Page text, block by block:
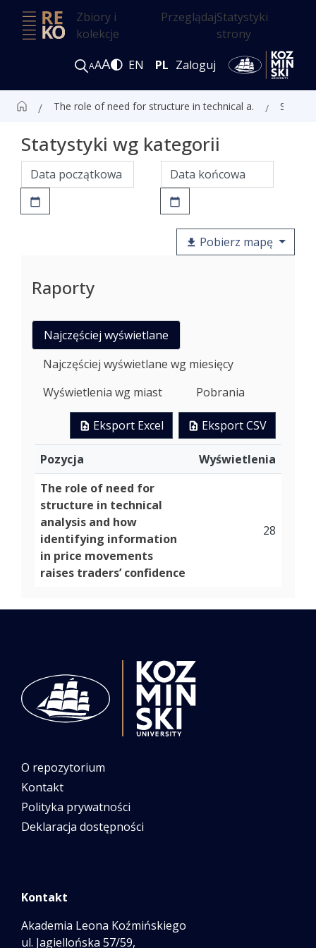
Zbiory i
kolekcje
PrzeglądajStatystyki
strony
AAA EN PL Zaloguj
The role of need for structure in technical analysis and how identifying information in price movements raises traders’ confidence
Statystyki wg kategorii
Pobierz mapę
Raporty
Najczęściej wyświetlane
Najczęściej wyświetlane wg miesięcy
Wyświetlenia wg miast
Pobrania
Eksport Excel Eksport CSV
Pozycja
Wyświetlenia
The role of need for
structure in technical
analysis and how
identifying information
in price movements
raises traders’ confidence
28
O repozytorium
Kontakt
Polityka prywatności
Deklaracja dostępności
Kontakt
Akademia Leona Koźmińskiego
ul. Jagiellońska 57/59,